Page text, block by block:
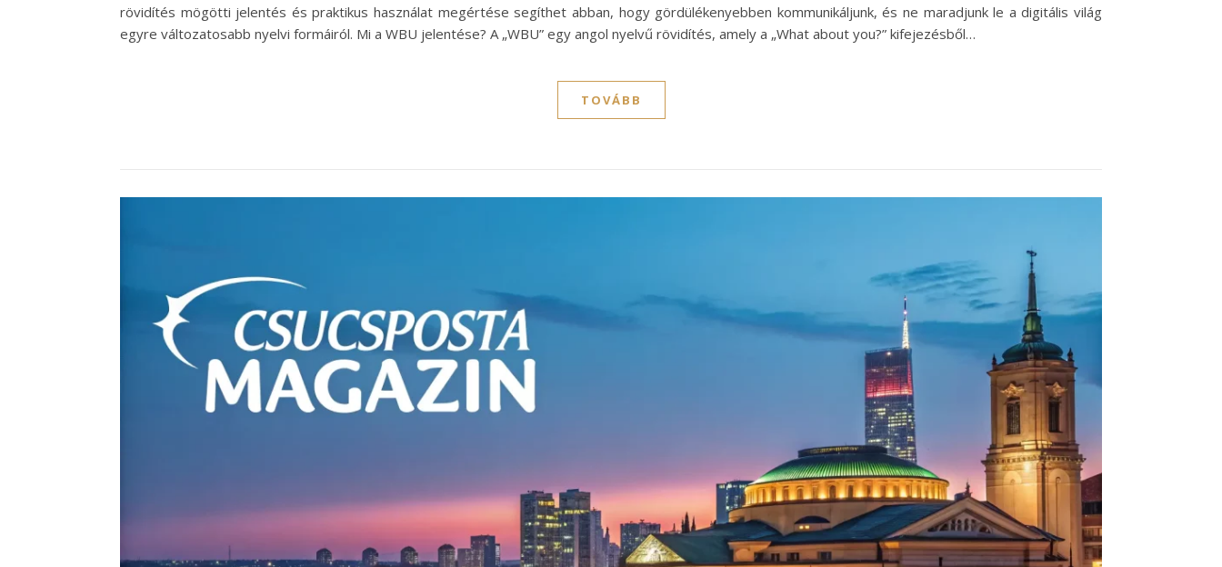
rövidítés mögötti jelentés és praktikus használat megértése segíthet abban, hogy gördülékenyebben kommunikáljunk, és ne maradjunk le a digitális világ
egyre változatosabb nyelvi formáiról. Mi a WBU jelentése? A „WBU” egy angol nyelvű rövidítés, amely a „What about you?” kifejezésből…
TOVÁBB